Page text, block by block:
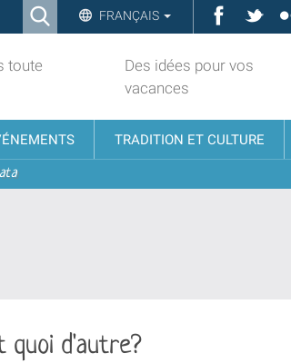
Ricerca
Search…
FRANÇAIS Facebook
toute
Des idées pour vos
vacances
TRADITION ET CULTURE
quoi d'autre?